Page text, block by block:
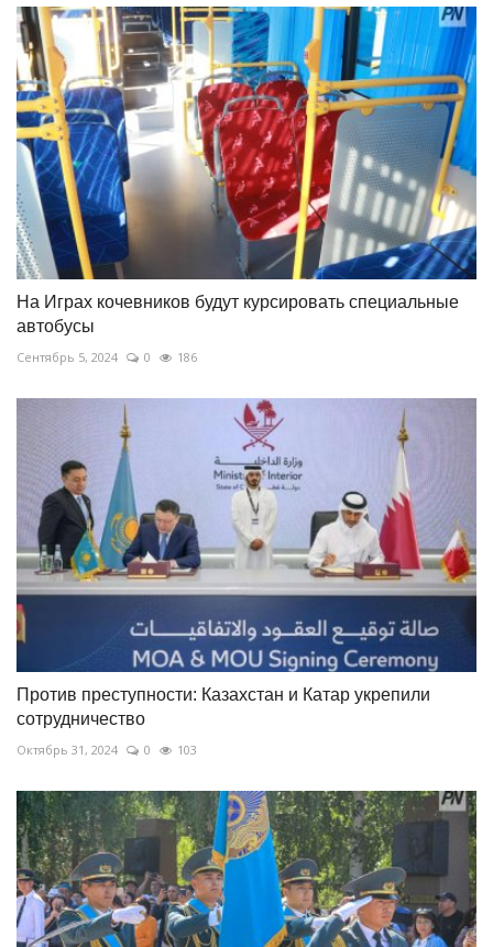
На Играх кочевников будут курсировать специальные
автобусы
Сентябрь 5, 2024 0 186
Против преступности: Казахстан и Катар укрепили
сотрудничество
Октябрь 31, 2024 0 103